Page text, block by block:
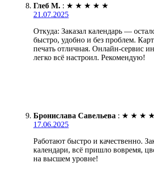
Глеб М. : ★ ★ ★ ★ ★
21.07.2025
Откуда: Заказал календарь —
быстро, удобно и без проблем.
печать отличная. Онлайн-сервис
легко всё настроил. Рекомендую!
Бронислава Савельева : ★ ★ ★ ★
17.06.2025
Работают быстро и качественно.
календари, всё пришло вовремя,
на высшем уровне!